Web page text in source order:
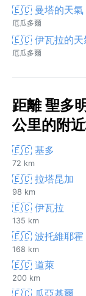
🇪🇨 曼塔的天氣
厄瓜多爾
🇪🇨 伊瓦拉的天
厄瓜多爾
距離 聖多
公里的附
🇪🇨 基多
72 km
🇪🇨 拉塔昆加
98 km
🇪🇨 伊瓦拉
135 km
🇪🇨 波托維耶霍
168 km
🇪🇨 道萊
200 km
🇪🇨 瓜亞基爾